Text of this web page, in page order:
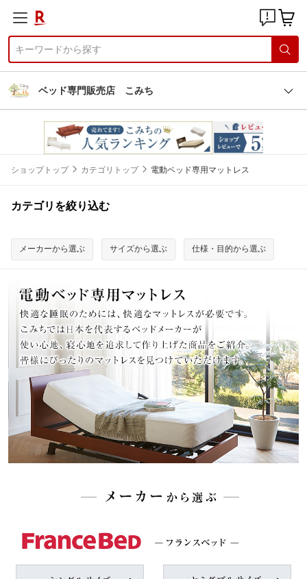
ベッド専門販売店 こみち
ショップトップ カテゴリトップ 電動ベッド専用マットレス
カテゴリを絞り込む
メーカーから選ぶ サイズから選ぶ 仕様・目的から選ぶ